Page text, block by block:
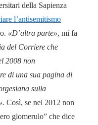
della Sapienza
l’antisemitismo
«D’altra parte», mi fa
del Corriere che
2008 non
di una sua pagina di
sulla
Così, se nel 2012 non
glomerulo” che dice